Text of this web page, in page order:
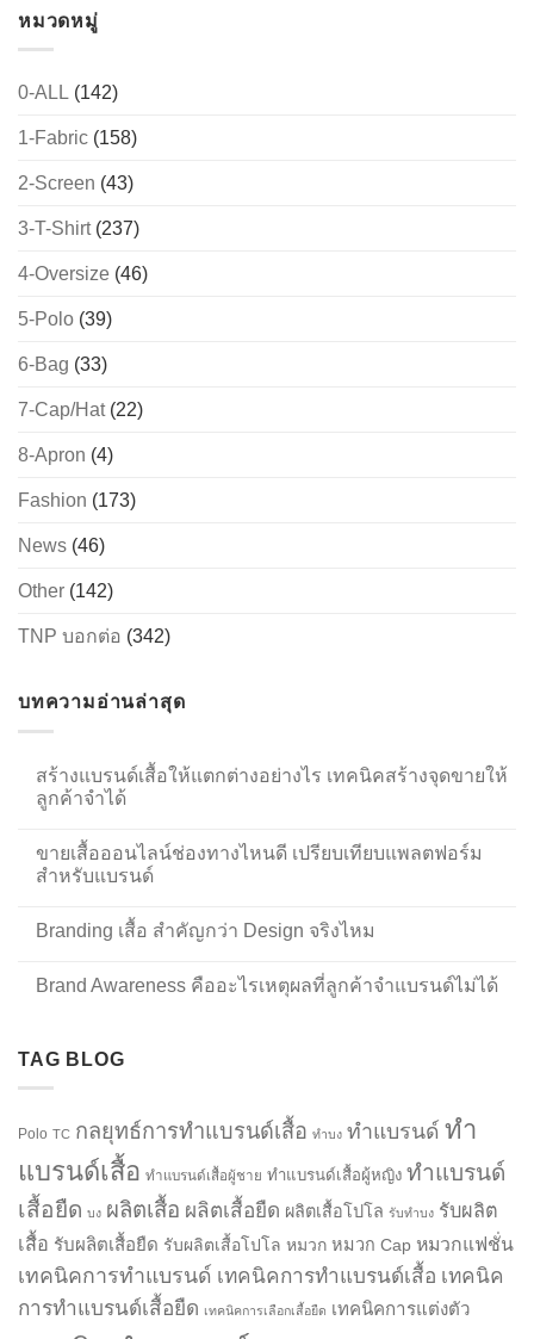
หมวดหมู่
0-ALL (142)
1-Fabric (158)
2-Screen (43)
3-T-Shirt(237)
4-Oversize (46)
5-Polo (39)
6-Bag (33)
7-Cap/Hat(22)
8-Apron (4)
Fashion (173)
News (46)
Other (142)
TNP บอกต่อ (342)
บทความอ่านล่าสุด
สร้างแบรนด์เสื้อให้แตกต่างอย่างไร เทคนิคสร้างจุดขายให้
ลูกค้าจำได้
ขายเสื้อออนไลน์ช่องทางไหนดี เปรียบเทียบแพลตฟอร์ม
สำหรับแบรนด์
Branding เสื้อ สำคัญกว่า Design จริงไหม
Brand Awareness คืออะไรเหตุผลที่ลูกค้าจำแบรนด์ไม่ได้
TAG BLOG
Polo TC กลยุทธ์การทำแบรนด์เสื้อ ทำบง ทำแบรนด์ ทำ
แบรนด์เสื้อ ทำแบรนด์เสื้อผู้ชาย ทำแบรนด์เสื้อผู้หญิง ทำแบรนด์
เสื้อยืด บง ผลิตเสื้อ ผลิตเสื้อยืด ผลิตเสื้อโปโล รับทำบง รับผลิต
เสื้อ รับผลิตเสื้อยืด รับผลิตเสื้อโปโล หมวก หมวก Cap หมวกแฟชั่น
เทคนิคการทำแบรนด์ เทคนิคการทำแบรนด์เสื้อ เทคนิค
การทำแบรนด์เสื้อยืด เทคนิคการเลือกเสื้อยืด เทคนิคการแต่งตัว